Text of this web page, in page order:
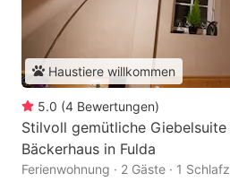
Haustiere willkommen
5.0 (4 Bewertungen)
Stilvoll gemütliche
Bäckerhaus in Fulda
Ferienwohnung · 2 Gäste · 1